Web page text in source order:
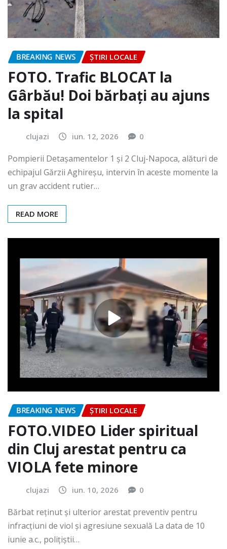
BREAKING NEWS ȘTIRI LOCALE
FOTO. Trafic BLOCAT la
Gârbău! Doi bărbați au ajuns
la spital
clujazi iun. 12, 2026 0
Pompierii Detașamentelor 1 și 2 Cluj-Napoca, alături de
echipajul Gărzii Aghireșu, intervin în aceste momente la
un grav accident rutier…
READ MORE
BREAKING NEWS ȘTIRI LOCALE
FOTO.VIDEO Lider spiritual
din Cluj arestat pentru ca
VIOLA fete minore
clujazi iun. 10, 2026 0
Bărbat reținut și ulterior arestat preventiv pentru
infracțiuni de viol și agresiune sexuală La data de 10
iunie a.c., polițiștii…